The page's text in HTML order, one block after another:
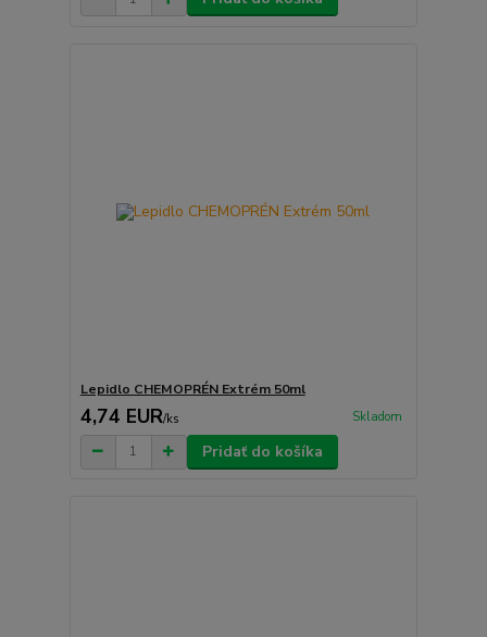
Lepidlo CHEMOPRÉN Extrém 50ml
4,74 EUR/ks Skladom
Pridať do košíka